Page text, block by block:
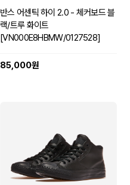
반스 어센틱 하이 2.0 - 체커보드 블
랙/트루 화이트
[VN000E8HBMW/0127528]
85,000원